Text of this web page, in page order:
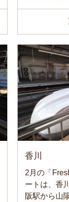
香川
2月の「
ートは、香
阪駅から山